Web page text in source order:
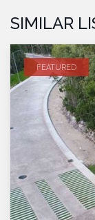
SIMILAR
FEATURED